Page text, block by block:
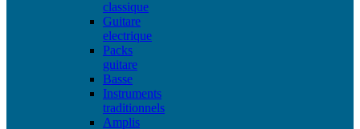
classique
Guitare
electrique
Packs
guitare
Basse
Instruments
traditionnels
Amplis